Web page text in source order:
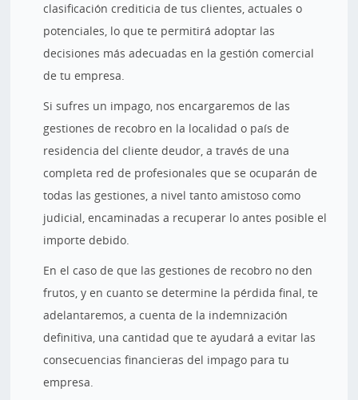
clasificación crediticia de tus clientes, actuales o
potenciales, lo que te permitirá adoptar las
decisiones más adecuadas en la gestión comercial
de tu empresa.
Si sufres un impago, nos encargaremos de las
gestiones de recobro en la localidad o país de
residencia del cliente deudor, a través de una
completa red de profesionales que se ocuparán de
todas las gestiones, a nivel tanto amistoso como
judicial, encaminadas a recuperar lo antes posible el
importe debido.
En el caso de que las gestiones de recobro no den
frutos, y en cuanto se determine la pérdida final, te
adelantaremos, a cuenta de la indemnización
definitiva, una cantidad que te ayudará a evitar las
consecuencias financieras del impago para tu
empresa.